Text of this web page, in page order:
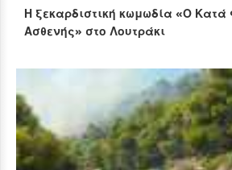
Η ξεκαρδιστική κωμωδία «Ο
Ασθενής» στο Λουτράκι